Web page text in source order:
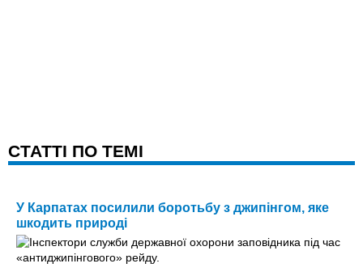
CТАТТІ ПО ТЕМІ
У Карпатах посилили боротьбу з джипінгом, яке
шкодить природі